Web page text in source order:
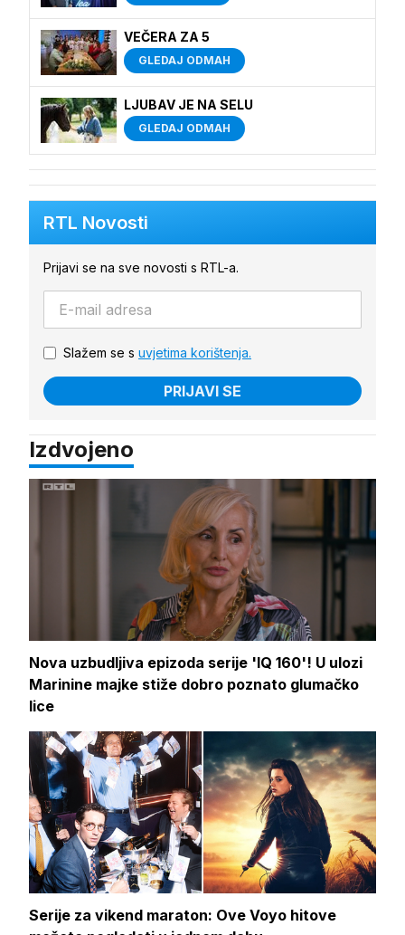
VEČERA ZA 5
GLEDAJ ODMAH
LJUBAV JE NA SELU
GLEDAJ ODMAH
RTL Novosti
Prijavi se na sve novosti s RTL-a.
Slažem se s uvjetima korištenja.
PRIJAVI SE
Izdvojeno
Nova uzbudljiva epizoda serije 'IQ 160'! U ulozi
Marinine majke stiže dobro poznato glumačko
lice
Serije za vikend maraton: Ove Voyo hitove